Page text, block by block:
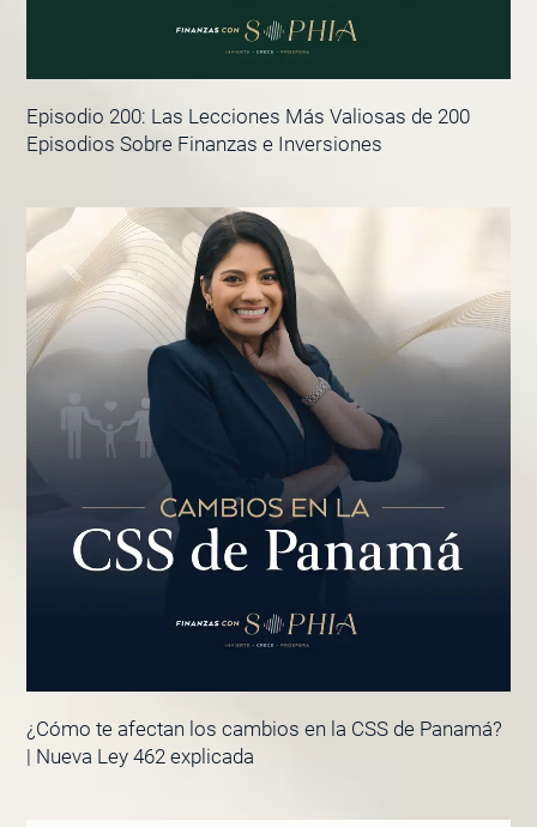
Episodio 200: Las Lecciones Más Valiosas de 200
Episodios Sobre Finanzas e Inversiones
¿Cómo te afectan los cambios en la CSS de Panamá?
| Nueva Ley 462 explicada